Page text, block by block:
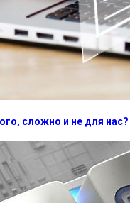
сложно и не для